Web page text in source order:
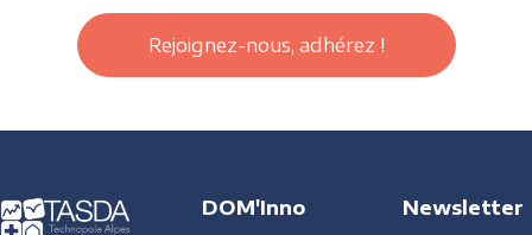
Rejoignez-nous, adhérez !
DOM'Inno Newsletter